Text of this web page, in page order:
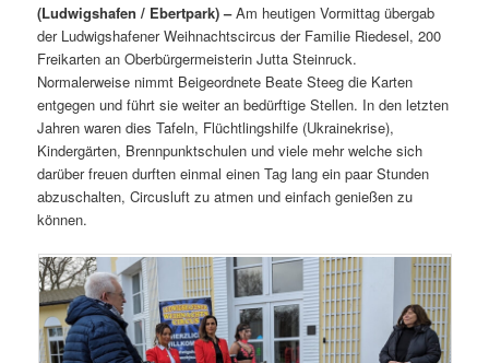
(Ludwigshafen / Ebertpark) –Am heutigen Vormittag übergab
der Ludwigshafener Weihnachtscircus der Familie Riedesel, 200
Freikarten an Oberbürgermeisterin Jutta Steinruck.
Normalerweise nimmt Beigeordnete Beate Steeg die Karten
entgegen und führt sie weiter an bedürftige Stellen. In den letzten
Jahren waren dies Tafeln, Flüchtlingshilfe (Ukrainekrise),
Kindergärten, Brennpunktschulen und viele mehr welche sich
darüber freuen durften einmal einen Tag lang ein paar Stunden
abzuschalten, Circusluft zu atmen und einfach genießen zu
können.